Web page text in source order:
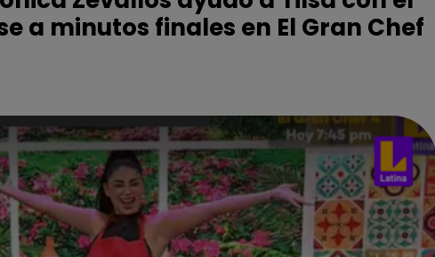
a minutos finales en El Gran Chef